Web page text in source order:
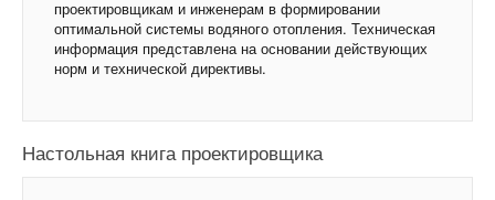
проектировщикам и инженерам в формировании
оптимальной системы водяного отопления. Техническая
информация представлена на основании действующих
норм и технической директивы.
Настольная книга проектировщика